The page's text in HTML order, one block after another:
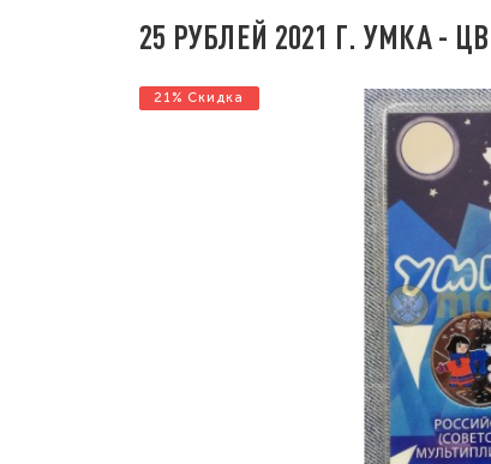
25 РУБЛЕЙ 2021 Г. УМКА -
21% Скидка
21% Скидка